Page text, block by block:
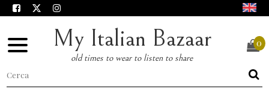
My Italian Bazaar
old times to wear to listen to share
0